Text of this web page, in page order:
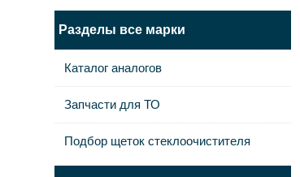
Разделы все марки
Каталог аналогов
Запчасти для ТО
Подбор щеток стеклоочистителя